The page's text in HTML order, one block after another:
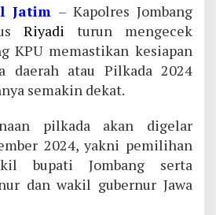
Jatim – Kapolres Jombang
Riyadi turun mengecek
KPU memastikan kesiapan
daerah atau Pilkada 2024
semakin dekat.
pilkada akan digelar
2024, yakni pemilihan
bupati Jombang serta
dan wakil gubernur Jawa